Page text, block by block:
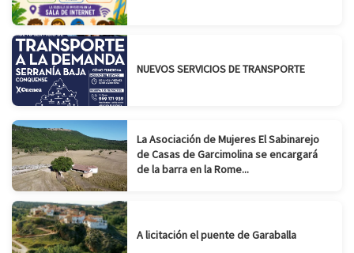
NUEVOS SERVICIOS DE TRANSPORTE
La Asociación de Mujeres El Sabinarejo
de Casas de Garcimolina se encargará
de la barra en la Rome...
A licitación el puente de Garaballa